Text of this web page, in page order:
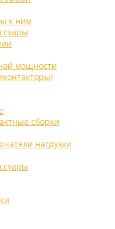
к ним
мощности
сборки
нагрузки